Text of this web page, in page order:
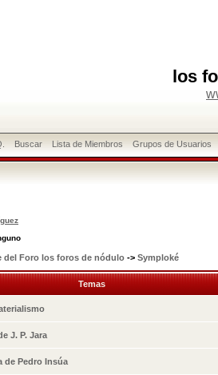
los
Buscar Lista de Miembros Grupos de Usuarios
Foro los foros de nódulo -> Symploké
Temas
J. P. Jara
de Pedro Insúa